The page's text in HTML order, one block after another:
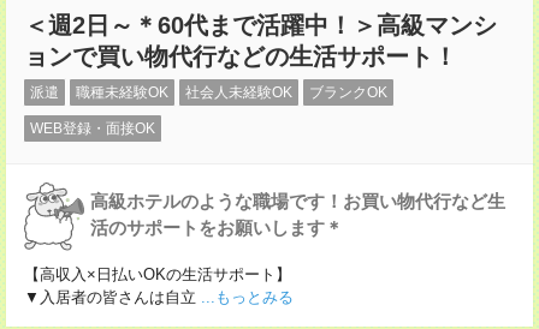
＜週2日～＊60代まで活躍中！＞高級マンシ
ョンで買い物代行などの生活サポート！
派遣 職種未経験OK 社会人未経験OK ブランクOK
WEB登録・面接OK
高級ホテルのような職場です！お買い物代行など生
活のサポートをお願いします＊
【高収入×日払いOKの生活サポート】
▼入居者の皆さんは自立 ...もっとみる